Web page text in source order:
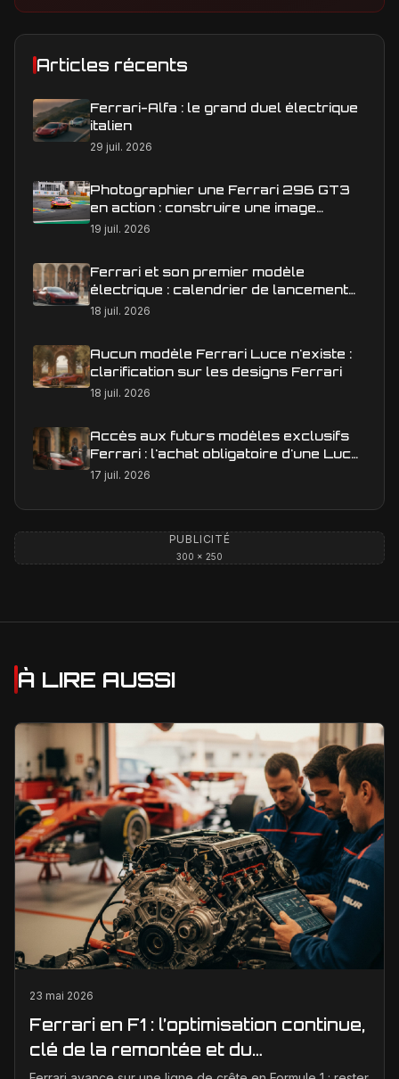
Articles récents
Ferrari-Alfa : le grand duel électrique
italien
29 juil. 2026
Photographier une Ferrari 296 GT3
en action : construire une image
éditoriale qui raconte la course
19 juil. 2026
Ferrari et son premier modèle
électrique : calendrier de lancement
en Europe
18 juil. 2026
Aucun modèle Ferrari Luce n'existe :
clarification sur les designs Ferrari
18 juil. 2026
Accès aux futurs modèles exclusifs
Ferrari : l'achat obligatoire d'une Luce
est-il une réalité ?
17 juil. 2026
PUBLICITÉ
300 × 250
À LIRE AUSSI
23 mai 2026
Ferrari en F1 : l’optimisation continue,
clé de la remontée et du
développement moteur